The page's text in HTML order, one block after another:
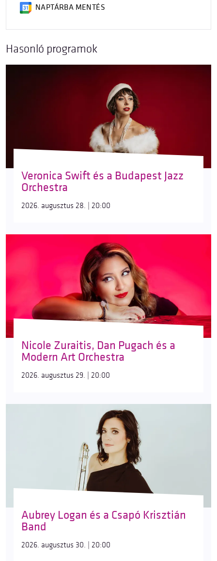
NAPTÁRBA MENTÉS
Hasonló programok
Veronica Swift és a Budapest Jazz
Orchestra
2026. augusztus 28. | 20:00
Nicole Zuraitis, Dan Pugach és a
Modern Art Orchestra
2026. augusztus 29. | 20:00
Aubrey Logan és a Csapó Krisztián
Band
2026. augusztus 30. | 20:00